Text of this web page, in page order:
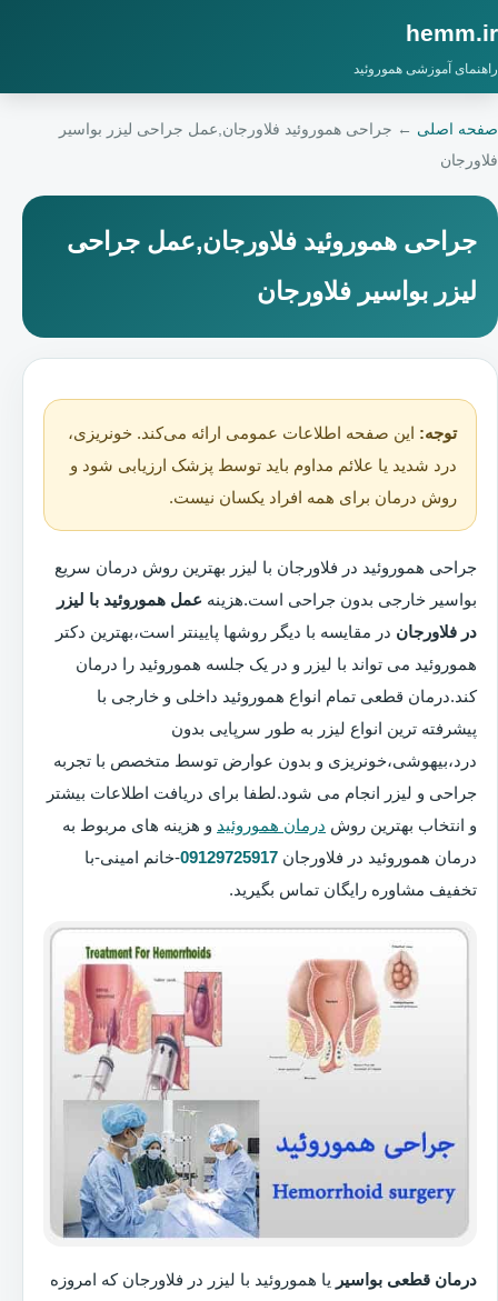
hemm.ir
راهنمای آموزشی هموروئید
صفحه اصلی ← جراحی هموروئید فلاورجان,عمل جراحی لیزر بواسیر
فلاورجان
جراحی هموروئید فلاورجان,عمل جراحی
لیزر بواسیر فلاورجان
توجه: این صفحه اطلاعات عمومی ارائه می‌کند. خونریزی،
درد شدید یا علائم مداوم باید توسط پزشک ارزیابی شود و
روش درمان برای همه افراد یکسان نیست.
جراحی هموروئید در فلاورجان با لیزر بهترین روش درمان سریع
بواسیر خارجی بدون جراحی است.هزینه عمل هموروئید با لیزر
در فلاورجان در مقایسه با دیگر روشها پایینتر است،بهترین دکتر
هموروئید می تواند با لیزر و در یک جلسه هموروئید را درمان
کند.درمان قطعی تمام انواع هموروئید داخلی و خارجی با
پیشرفته ترین انواع لیزر به طور سرپایی بدون
درد،بیهوشی،خونریزی و بدون عوارض توسط متخصص با تجربه
جراحی و لیزر انجام می شود.لطفا برای دریافت اطلاعات بیشتر
و انتخاب بهترین روش درمان هموروئید و هزینه های مربوط به
درمان هموروئید در فلاورجان 09129725917-خانم امینی-با
تخفیف مشاوره رایگان تماس بگیرید.
درمان قطعی بواسیر یا هموروئید با لیزر در فلاورجان که امروزه